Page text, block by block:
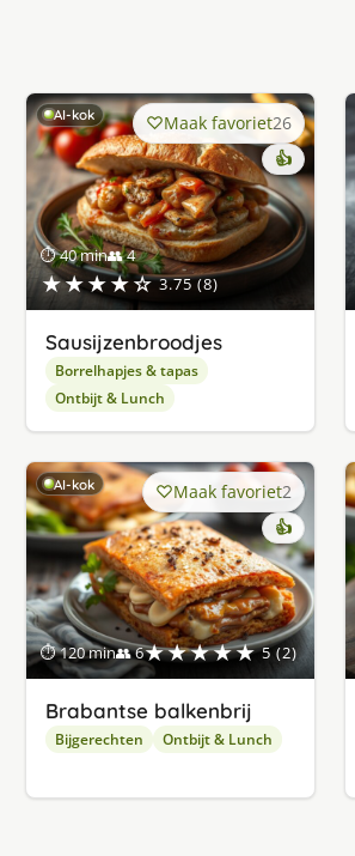
AI-kok
⏱ 40 min👥 4
★★★★☆ 3.75 (8)
Maak favoriet26
👍
Sausijzenbroodjes
Borrelhapjes & tapas
Ontbijt & Lunch
AI-kok
⏱ 120 min👥 6★★★★★ 5 (2)
Maak favoriet2
👍
Brabantse balkenbrij
Bijgerechten Ontbijt & Lunch